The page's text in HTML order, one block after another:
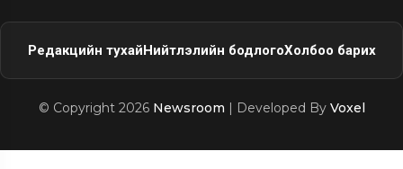
Редакцийн тухайНийтлэлийн бодлогоХолбоо барих
© Copyright 2026 Newsroom | Developed By Voxel